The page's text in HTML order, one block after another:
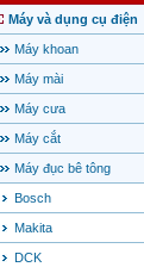
Máy và dụng cụ điện
Máy khoan
Máy mài
Máy cưa
Máy cắt
Máy đục bê tông
Bosch
Makita
DCK